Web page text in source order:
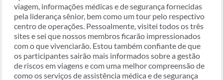
viagem, informações médicas e de segurança fornecidas
pela liderança sênior, bem como um tour pelo respectivo
centro de operações. Pessoalmente, visitei todos os três
sites e sei que nossos membros ficarão impressionados
com o que vivenciarão. Estou também confiante de que
os participantes sairão mais informados sobre a gestão
de riscos em viagens e com uma melhor compreensão de
como os serviços de assistência médica e de segurança